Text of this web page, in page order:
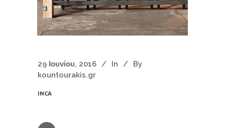
29 Ιουνίου, 2016 In
By
kountourakis.gr
INCA